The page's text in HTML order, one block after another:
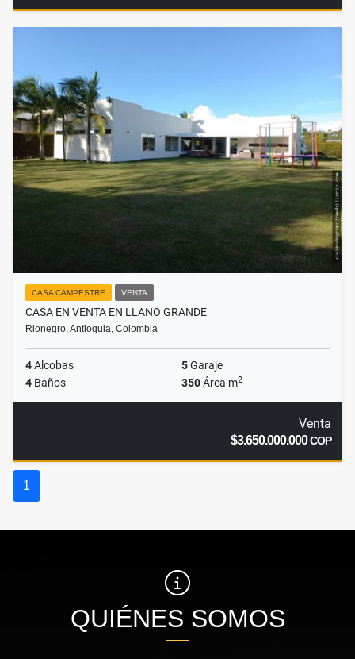
CASA CAMPESTRE VENTA
CASA EN VENTA EN LLANO GRANDE
Rionegro, Antioquia, Colombia
4Alcobas 5Garaje
4 Baños 350Área m2
Venta
$3.650.000.000COP
1
QUIÉNES SOMOS